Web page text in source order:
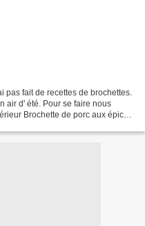
fait de recettes de brochettes.
air d' été. Pour se faire nous
Brochette de porc aux épices